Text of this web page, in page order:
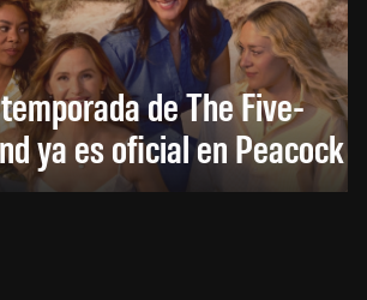
de The Five-
ya es oficial en Peacock